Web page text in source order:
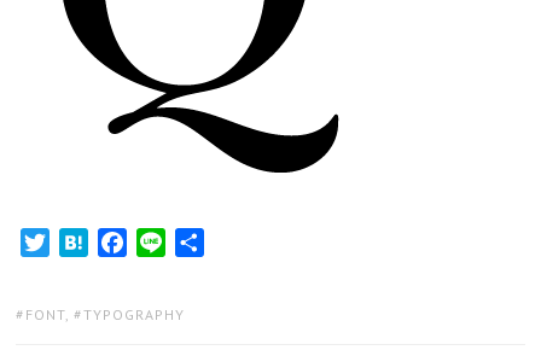
TwitterHatenaFacebook
Line
TAGS:
FONT, TYPOGRAPHY